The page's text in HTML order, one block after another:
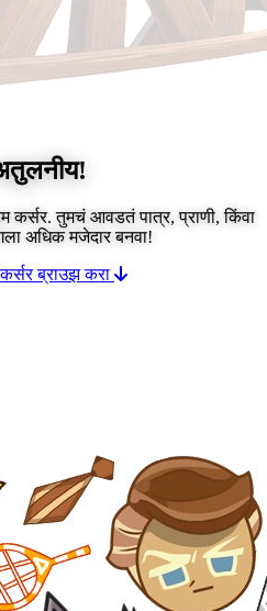
कर्सर. तुमचं आवडतं पात्र, प्राणी, किंवा
अधिक मजेदार बनवा!
कर्सर ब्राउझ करा